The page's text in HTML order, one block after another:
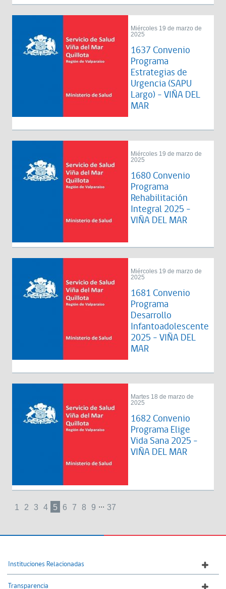
Miércoles 19 de marzo de
2025
1637 Convenio
Programa
Estrategias de
Urgencia (SAPU
Largo) - VIÑA DEL
MAR
Miércoles 19 de marzo de
2025
1680 Convenio
Programa
Rehabilitación
Integral 2025 -
VIÑA DEL MAR
Miércoles 19 de marzo de
2025
1681 Convenio
Programa
Desarrollo
Infantoadolescente
2025 - VIÑA DEL
MAR
Martes 18 de marzo de
2025
1682 Convenio
Programa Elige
Vida Sana 2025 -
VIÑA DEL MAR
1 2 3 4 5 6 7 8 9 ... 37
Instituciones Relacionadas
Transparencia